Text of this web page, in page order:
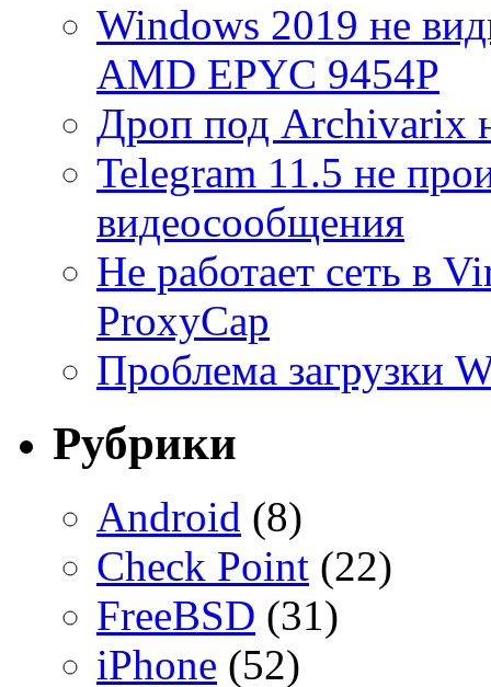
Windows 2019 не
AMD EPYC 9454P
Дроп под Archivarix
Telegram 11.5 не
видеосообщения
Не работает сеть в
ProxyCap
Проблема загрузки
Рубрики
Android (8)
Check Point (22)
FreeBSD (31)
iPhone (52)